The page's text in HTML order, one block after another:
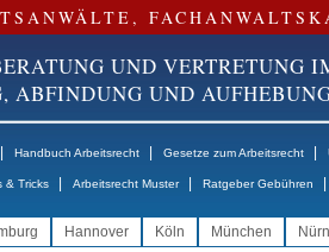
UND VERTRETUNG
ABFINDUNG UND
Handbuch Arbeitsrecht Gesetze zum Arbeitsrecht
& Tricks Arbeitsrecht Muster Ratgeber Gebühren
Hannover Köln München